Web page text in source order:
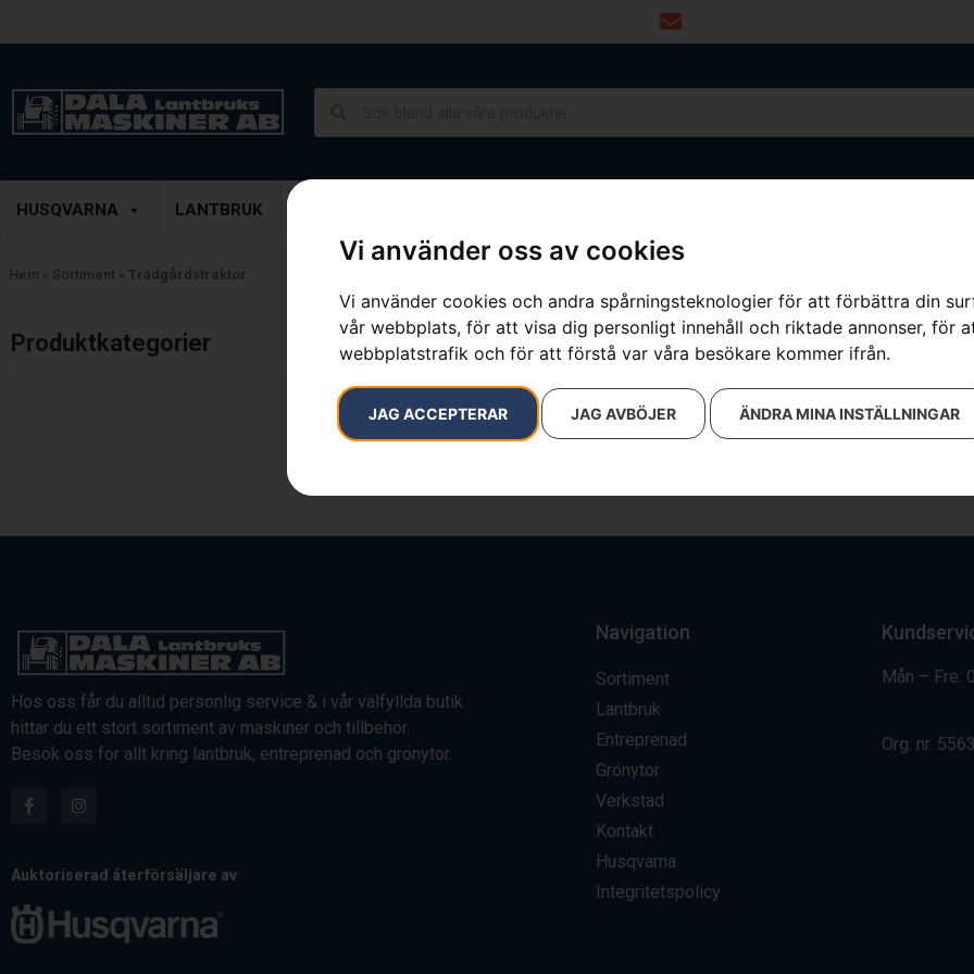
Vi använder oss av cookies
Vi använder cookies och andra spårningsteknologier för att förbättra din
vår webbplats, för att visa dig personligt innehåll och riktade annonser, för
webbplatstrafik och för att förstå var våra besökare kommer ifrån.
JAG ACCEPTERAR JAG AVBÖJER ÄNDRA MINA INSTÄLLNINGAR
HUSQVARNA LANTBRUK
Hem » Sortiment » Trädgårdstraktor
Produktkategorier​ Inga resultat.
Hos oss får du alltid personlig service & i vår välfyllda butik
hittar du ett stort sortiment av maskiner och tillbehör.
Besök oss för allt kring lantbruk, entreprenad och grönytor.
Auktoriserad återförsäljare av
Navigation
Sortiment
Lantbruk
Entreprenad
Grönytor
Verkstad
Kontakt
Husqvarna
Integritetspolicy
Mån – Fre:
Org. nr.